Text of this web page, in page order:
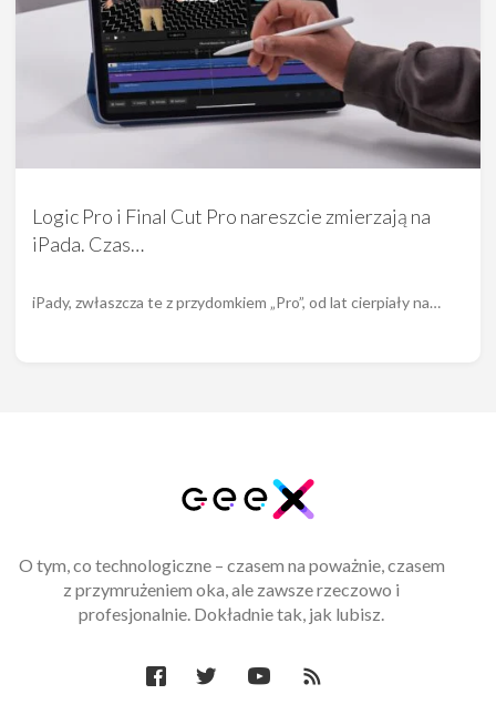
Logic Pro i Final Cut Pro nareszcie zmierzają na
iPada. Czas…
iPady, zwłaszcza te z przydomkiem „Pro”, od lat cierpiały na…
O tym, co technologiczne – czasem na poważnie, czasem
z przymrużeniem oka, ale zawsze rzeczowo i
profesjonalnie. Dokładnie tak, jak lubisz.